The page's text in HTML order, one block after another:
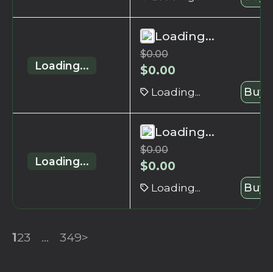
Loading...
Loading...
$0.00
$0.00
Loading... Buy
Loading...
Loading...
$0.00
$0.00
Loading... Buy
123 ... 349>